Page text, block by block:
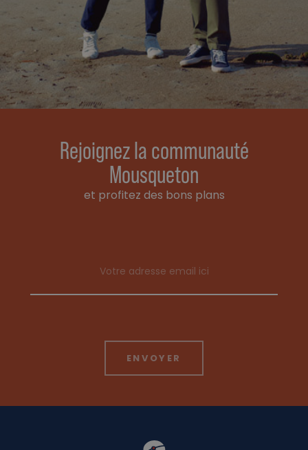
Rejoignez la communauté
Mousqueton
et profitez des bons plans